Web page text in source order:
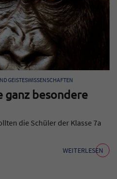
ganz besondere
GEISTESWISSENSCHAFTEN
die Schüler der Klasse 7a
WEITERLESEN